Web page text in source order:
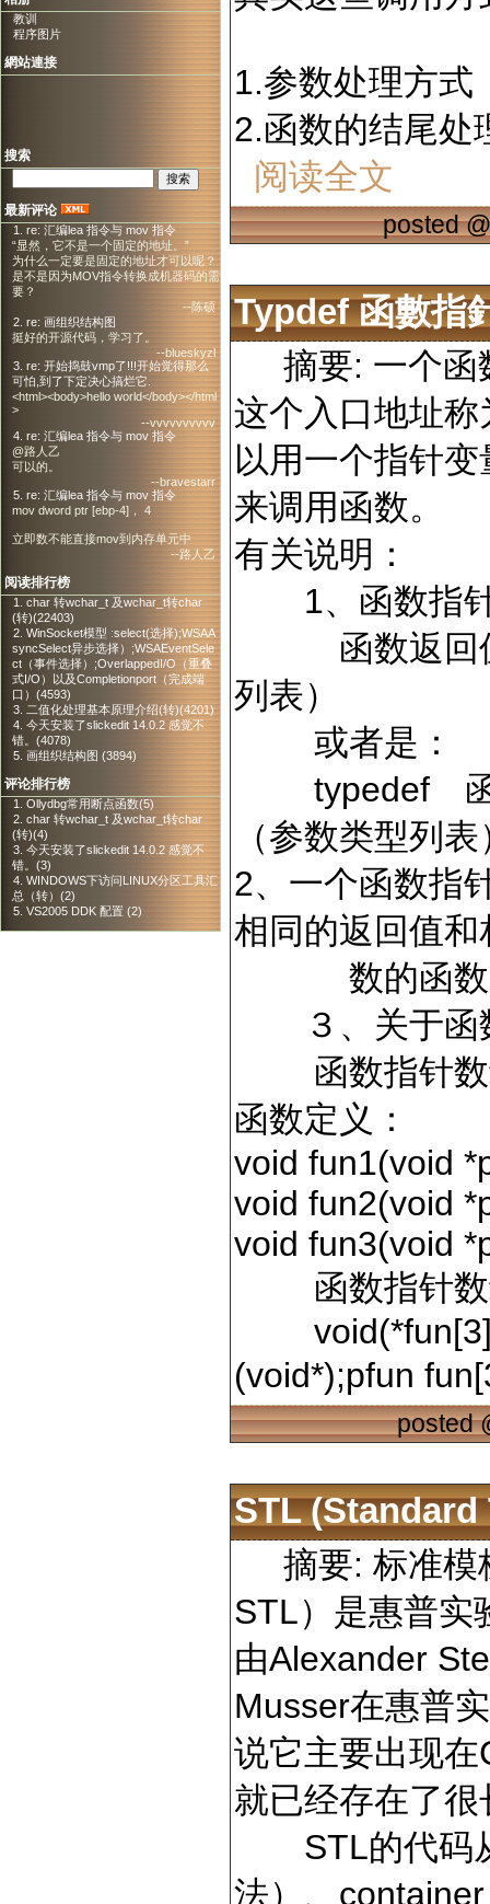
教训
程序图片
網站連接
搜索
最新评论
1. re: 汇编lea 指令与 mov 指令
“显然，它不是一个固定的地址。”
为什么一定要是固定的地址才可以呢？
是不是因为MOV指令转换成机器码的需
要？
--陈硕
2. re: 画组织结构图
挺好的开源代码，学习了。
--blueskyzl
3. re: 开始捣鼓vmp了!!!开始觉得那么
可怕,到了下定决心搞烂它.
<html><body>hello world</body></html
>
--vvvvvvvvvv
4. re: 汇编lea 指令与 mov 指令
@路人乙
可以的。
--bravestarr
5. re: 汇编lea 指令与 mov 指令
mov dword ptr [ebp-4]， 4
立即数不能直接mov到内存单元中
--路人乙
阅读排行榜
1. char 转wchar_t 及wchar_t转char
(转)(22403)
2. WinSocket模型 :select(选择);WSAA
syncSelect异步选择）;WSAEventSele
ct（事件选择）;OverlappedI/O（重叠
式I/O）以及Completionport（完成端
口）(4593)
3. 二值化处理基本原理介绍(转)(4201)
4. 今天安装了slickedit 14.0.2 感觉不
错。(4078)
5. 画组织结构图 (3894)
评论排行榜
1. Ollydbg常用断点函数(5)
2. char 转wchar_t 及wchar_t转char
(转)(4)
3. 今天安装了slickedit 14.0.2 感觉不
错。(3)
4. WINDOWS下访问LINUX分区工具汇
总（转）(2)
5. VS2005 DDK 配置 (2)
1.参数处理方式
2.函数的结尾处
阅读全文
posted
Typdef 函數指
摘要: 一个函
这个入口地址
以用一个指针
来调用函数。
有关说明：
1、函数指针
函数返回值
列表）
或者是：
typedef 函
（参数类型列表
2、一个函数指
相同的
数的函数
３、关于函
函数指针数
函数定义：
void fun1(void
void fun2(void
void fun3(void
函数指针数
(void*);pfun
posted
STL (Standard
摘要: 标准模
STL）是惠普实
由Alexander
Musser在惠普
说它主要出现
就已经存在了
STL的代码从
法）、